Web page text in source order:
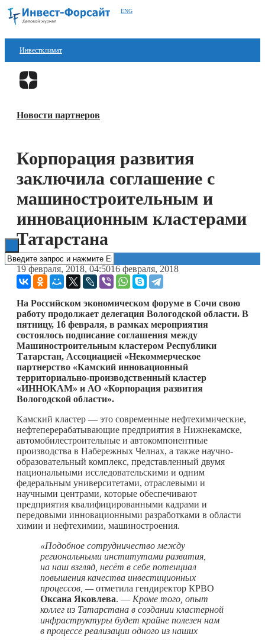
ENG
Инвестклимат
Финансы
Блокчейн
Технологии
Книги
Новости партнеров
Корпорация развития
заключила соглашение с
машиностроительным и
инновационным кластерами
Татарстана
19 февраля, 2018, 04:5016 февраля, 2018
На Российском экономическом форуме в Сочи свою
работу продолжает делегация Вологодской области. В
пятницу, 16 февраля, в рамках мероприятия
состоялось подписание соглашения между
Машиностроительным кластером Республики
Татарстан, Ассоциацией «Некоммерческое
партнерство «Камский инновационный
территориально-производственный кластер
«ИННОКАМ» и АО «Корпорация развития
Вологодской области».
Камский кластер — это современные нефтехимические,
нефтеперерабатывающие предприятия в Нижнекамске,
автомобилестроительные и автокомпонентные
производства в Набережных Челнах, а также научно-
образовательный комплекс, представленный двумя
национальными исследовательскими и одним
федеральным университетами, отраслевыми и
научными центрами, которые обеспечивают
предприятия квалифицированными кадрами и
передовыми инновационными разработками в области
химии и нефтехимии, машиностроения.
«Подобное сотрудничество между
региональными институтами развития,
на наш взгляд, несёт в себе потенциал
повышения качества инвестиционных
процессов, —отметила гендиректор КРВО
Оксана Яковлева. — Кроме того, опыт
коллег из Татарстана в создании кластерной
инфраструктуры будет крайне полезен нам
в процессе реализации одного из наших